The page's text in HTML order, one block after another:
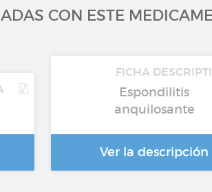
CON ESTE
FICHA
Espondilitis
anquilosante
Ver la descripción